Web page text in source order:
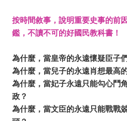
按時間敘事，說明重要史事的前
鑑，不讀不可的好國民教科書！
為什麼，當皇帝的永遠懷疑臣子
為什麼，當兒子的永遠肖想最高
為什麼，當妃子永遠只能勾心鬥
政？
為什麼，當文臣的永遠只能戰戰